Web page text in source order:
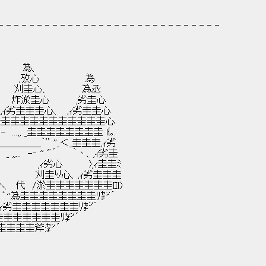
- - - - - - - - - - - - - - - - - - - - - - - - - - -
為
心、 為丞
圭心 ,劣圭心
圭圭圭心、 ,ｨ劣圭圭心
圭圭圭圭圭圭圭圭圭圭心
_圭圭圭圭圭圭圭圭 l{｡.
＿＿＿｀¨ ''_＜_圭圭圭,ｨ劣
‐ '' "´ ｀丶、,ｨ劣圭
" ,ｨ劣心 ),ｨ圭圭ﾐ
り心、,ｨ劣圭圭圭
圭圭圭圭圭圭圭ＩＩＩ)
圭圭圭圭圭圭圭圭ﾘ㌢´
圭圭圭圭圭圭圭ﾘ㌢´
圭圭圭圭ﾘ㌢´
圭斧:㌢´